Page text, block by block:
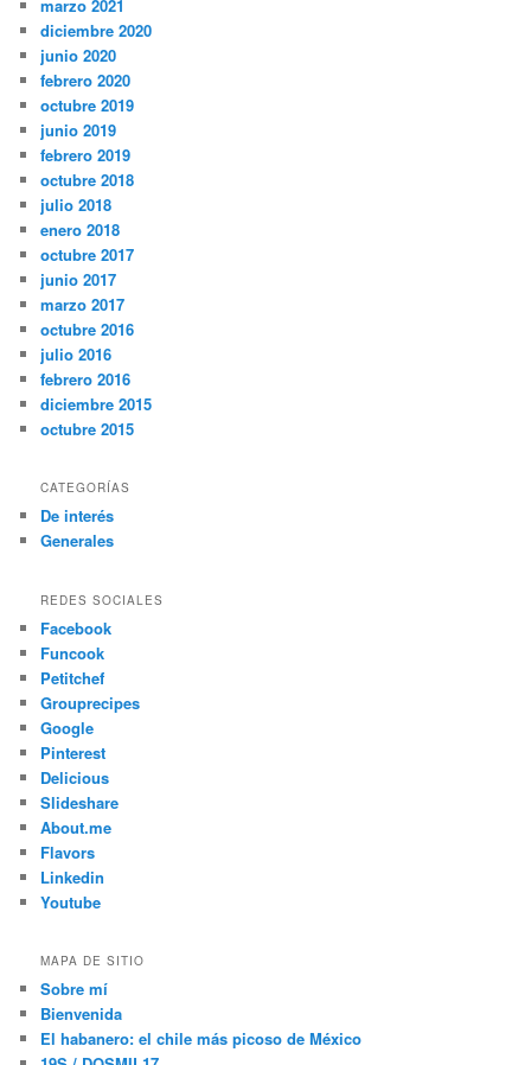
marzo 2021
diciembre 2020
junio 2020
febrero 2020
octubre 2019
junio 2019
febrero 2019
octubre 2018
julio 2018
enero 2018
octubre 2017
junio 2017
marzo 2017
octubre 2016
julio 2016
febrero 2016
diciembre 2015
octubre 2015
CATEGORÍAS
De interés
Generales
REDES SOCIALES
Facebook
Funcook
Petitchef
Grouprecipes
Google
Pinterest
Delicious
Slideshare
About.me
Flavors
Linkedin
Youtube
MAPA DE SITIO
Sobre mí
Bienvenida
El habanero: el chile más picoso de México